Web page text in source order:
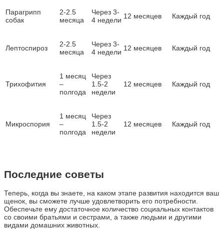
Парагрипп
собак
2-2.5
месяца
Через 3-
4 недели 12 месяцев Каждый год
Лептоспироз
2-2.5
месяца
Через 3-
4 недели 12 месяцев Каждый год
Трихофития
1 месяц
–
полгода
Через
1.5-2
недели
12 месяцев Каждый год
Микроспория
1 месяц
–
полгода
Через
1.5-2
недели
12 месяцев Каждый год
Последние советы
Теперь, когда вы знаете, на каком этапе развития находится ваш
щенок, вы сможете лучше удовлетворить его потребности.
Обеспечьте ему достаточное количество социальных контактов
со своими братьями и сестрами, а также людьми и другими
видами домашних животных.